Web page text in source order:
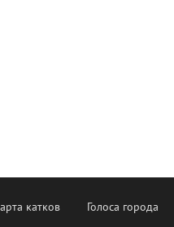
катков Голоса города